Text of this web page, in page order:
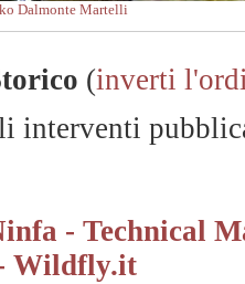
Dalmonte Martelli
(inverti
interventi
- Technical
Wildfly.it